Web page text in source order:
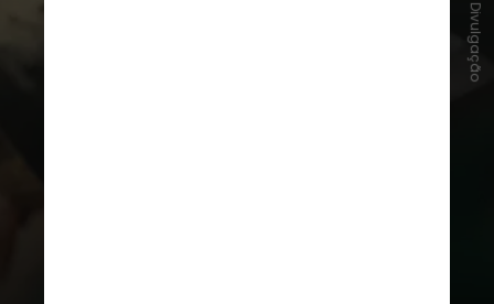
Divulgação